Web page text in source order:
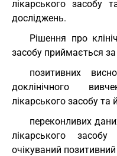
лікарського засобу
досліджень.
Рішення про
засобу приймається за
позитивних
доклінічного
лікарського засобу та
переконливих
лікарського
очікуваний